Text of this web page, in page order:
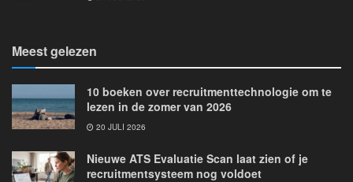
Meest gelezen
10 boeken over recruitmenttechnologie om te
lezen in de zomer van 2026
20 JULI 2026
Nieuwe ATS Evaluatie Scan laat zien of je
recruitmentsysteem nog voldoet